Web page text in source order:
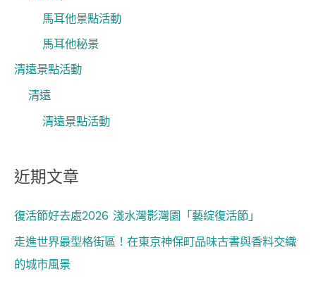
馬耳他景點活動
馬耳他秘景
清遠景點活動
清遠
清遠景點活動
近期文章
復活節好去處2026 淺水灣影灣園「藝綻復活節」
走進世界最型格街區！在東京神保町品味古書與香料交織
的城市風景